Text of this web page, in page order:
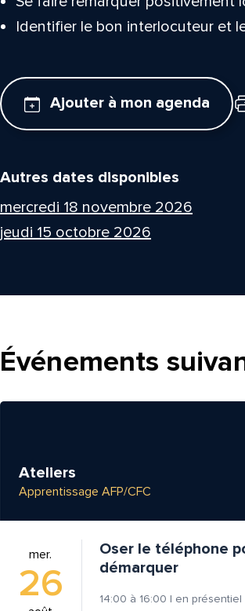
Identifier le bon interlocuteur et
Ajouter à mon agenda
Autres dates disponibles
mercredi 18 novembre 2026
jeudi 15 octobre 2026
Événements
Ateliers
Apprentissage AFP/CFC
mer.
26
Oser le téléphone
démarquer
14:00 à 16:00 | en présentiel